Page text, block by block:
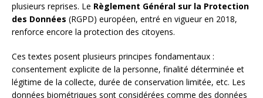
plusieurs reprises. Le Règlement Général sur la Protection
des Données (RGPD) européen, entré en vigueur en 2018,
renforce encore la protection des citoyens.
Ces textes posent plusieurs principes fondamentaux :
consentement explicite de la personne, finalité déterminée et
légitime de la collecte, durée de conservation limitée, etc. Les
données biométriques sont considérées comme des données